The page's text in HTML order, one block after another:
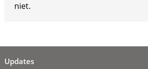
niet.
Updates